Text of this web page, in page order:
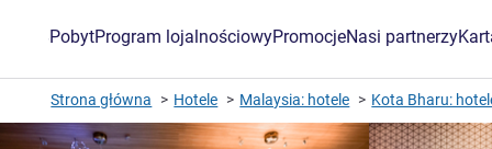
PobytProgram lojalnościowyPromocjeNasi partnerzy
Strona główna Hotele Malaysia: hotele Kota Bharu: